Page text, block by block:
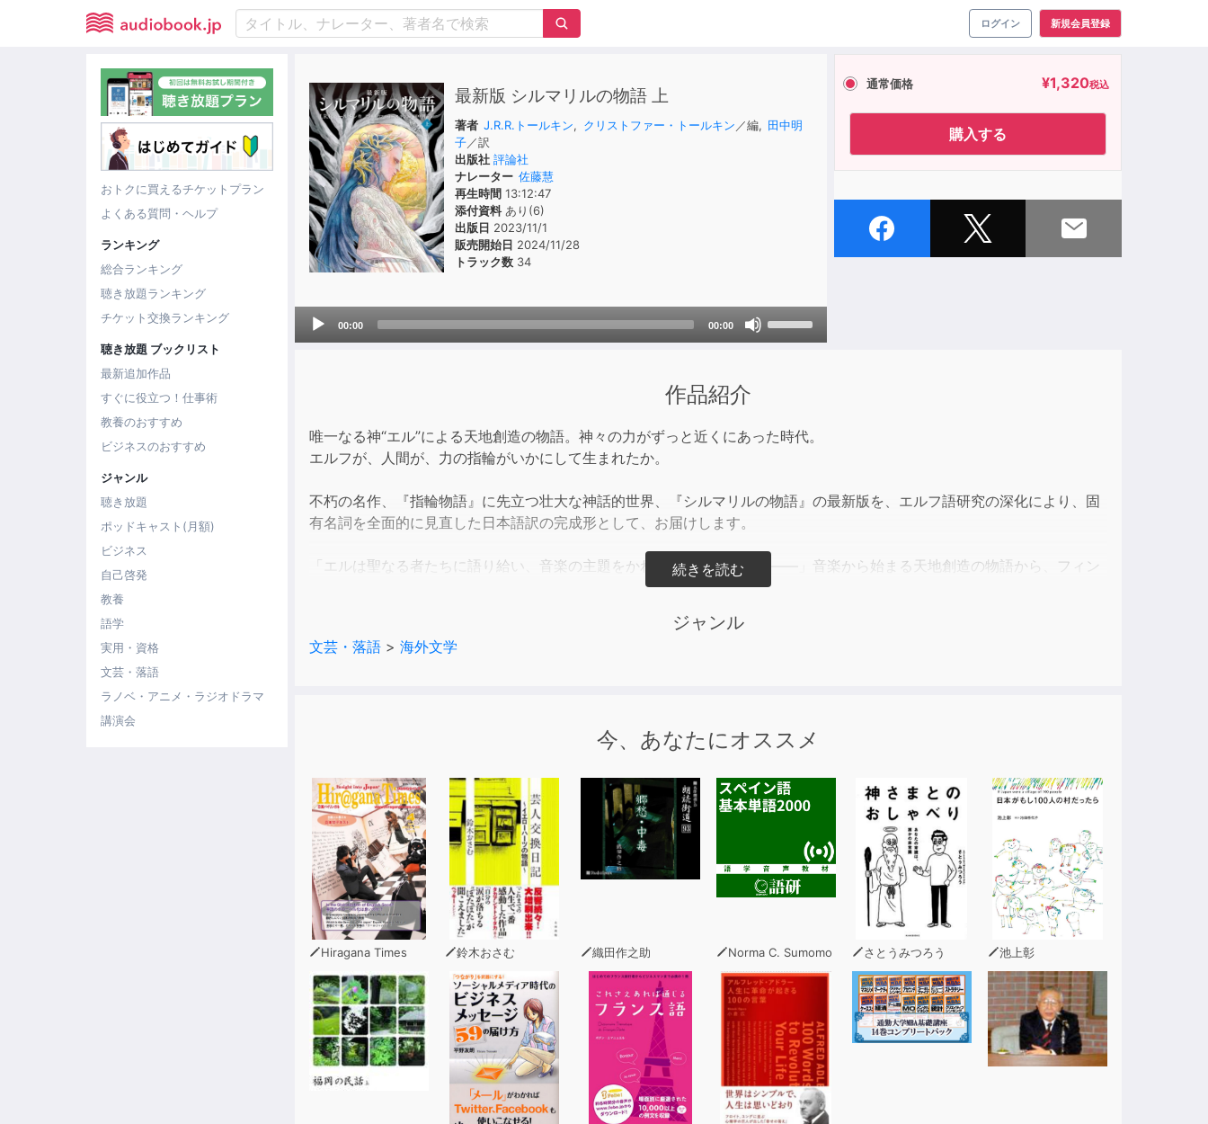
ログイン 新規会員登録
おトクに買えるチケットプラン
よくある質問・ヘルプ
ランキング
総合ランキング
聴き放題ランキング
チケット交換ランキング
聴き放題 ブックリスト
最新追加作品
すぐに役立つ！仕事術
教養のおすすめ
ビジネスのおすすめ
ジャンル
聴き放題
ポッドキャスト(月額)
ビジネス
自己啓発
教養
語学
実用・資格
文芸・落語
ラノベ・アニメ・ラジオドラマ
講演会
最新版 シルマリルの物語 上
著者 J.R.R.トールキン, クリストファー・トールキン ／編, 田中明
子／訳
出版社 評論社
ナレーター 佐藤慧
再生時間13:12:47
添付資料あり(6)
出版日 2023/11/1
販売開始日 2024/11/28
トラック数34
Audio
Player
00:00 00:00
or
通常価格 ¥1,320税込
購入する
作品紹介
唯一なる神“エル”による天地創造の物語。神々の力がずっと近くにあった時代。
エルフが、人間が、力の指輪がいかにして生まれたか。
不朽の名作、『指輪物語』に先立つ壮大な神話的世界、『シルマリルの物語』の最新版を、エルフ語研究の深化により、固
有名詞を全面的に見直した日本語訳の完成形として、お届けします。
「エルは聖なる者たちに語り給い、音楽の主題をかれらに与え給うた。――」音楽から始まる天地創造の物語から、フィン
ゴルフィンがモルゴスに一騎打ちを挑んだ「ベレリアンドの滅亡とフィンゴルフィンの死のこと」までを収録した上巻で
ジャンル
文芸・落語 > 海外文学
今、あなたにオススメ
Hiragana Times 鈴木おさむ 織田作之助 Norma C. Sumomo さとうみつろう 池上彰